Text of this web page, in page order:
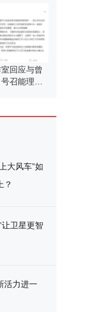
回应与曾
召能理智
大风车”如
？
让卫星更智
活力进一